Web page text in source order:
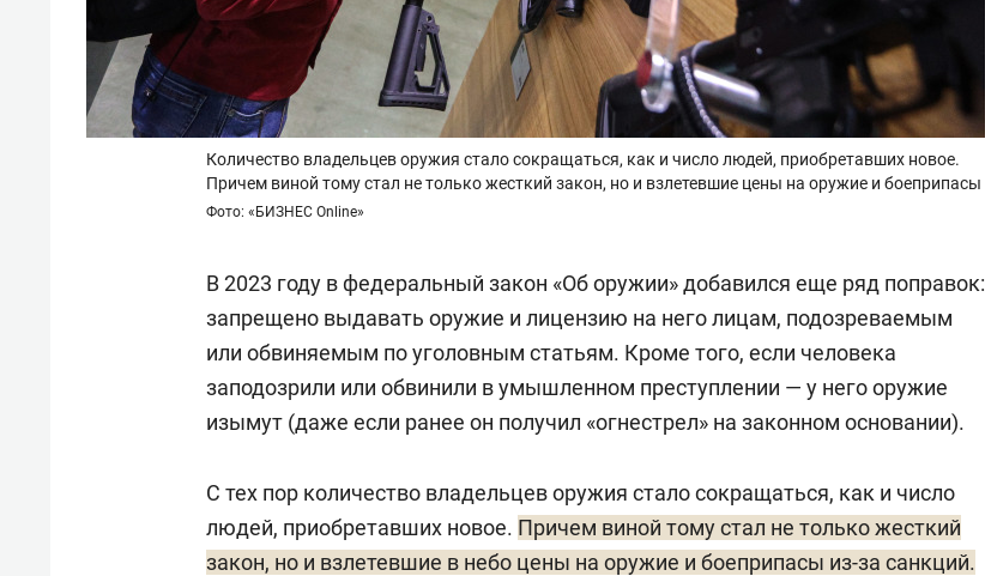
Количество владельцев оружия стало сокращаться, как и число людей, приобретавших новое.
Причем виной тому стал не только жесткий закон, но и взлетевшие цены на оружие и боеприпасы
Фото: «БИЗНЕС Online»
В 2023 году в федеральный закон «Об оружии» добавился еще ряд поправок:
запрещено выдавать оружие и лицензию на него лицам, подозреваемым
или обвиняемым по уголовным статьям. Кроме того, если человека
заподозрили или обвинили в умышленном преступлении — у него оружие
изымут (даже если ранее он получил «огнестрел» на законном основании).
С тех пор количество владельцев оружия стало сокращаться, как и число
людей, приобретавших новое. Причем виной тому стал не только жесткий
закон, но и взлетевшие в небо цены на оружие и боеприпасы из-за санкций.